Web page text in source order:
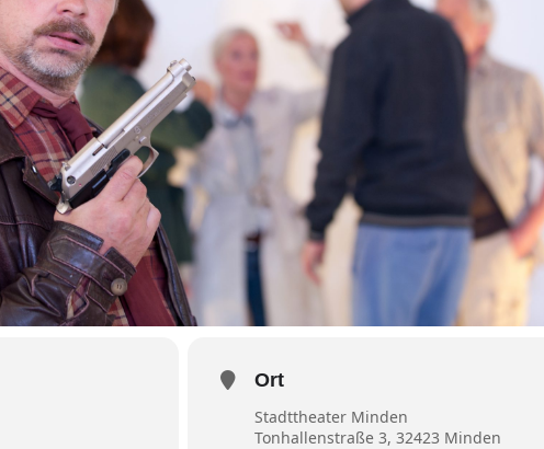
Ort
Stadttheater Minden
Tonhallenstraße 3, 32423 Minden